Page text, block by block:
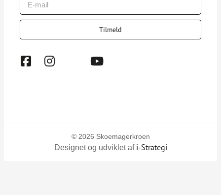
Tilmeld
© 2026 Skoemagerkroen
Designet og udviklet af i-Strategi